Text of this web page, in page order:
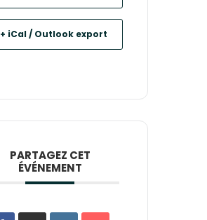
+ iCal / Outlook export
PARTAGEZ CET
ÉVÉNEMENT